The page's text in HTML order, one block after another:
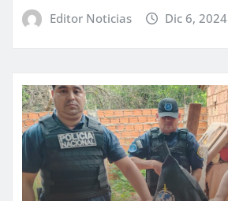
Editor Noticias Dic 6, 2024